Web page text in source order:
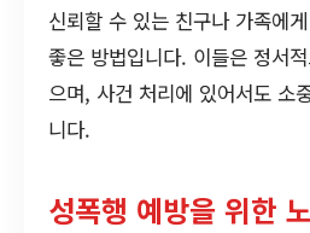
신뢰할 수 있는 친구나 가족에
좋은 방법입니다. 이들은 정서
으며, 사건 처리에 있어서도 소
니다.
성폭행 예방을 위한